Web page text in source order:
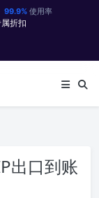
99.9%使用率
折扣
出口到账